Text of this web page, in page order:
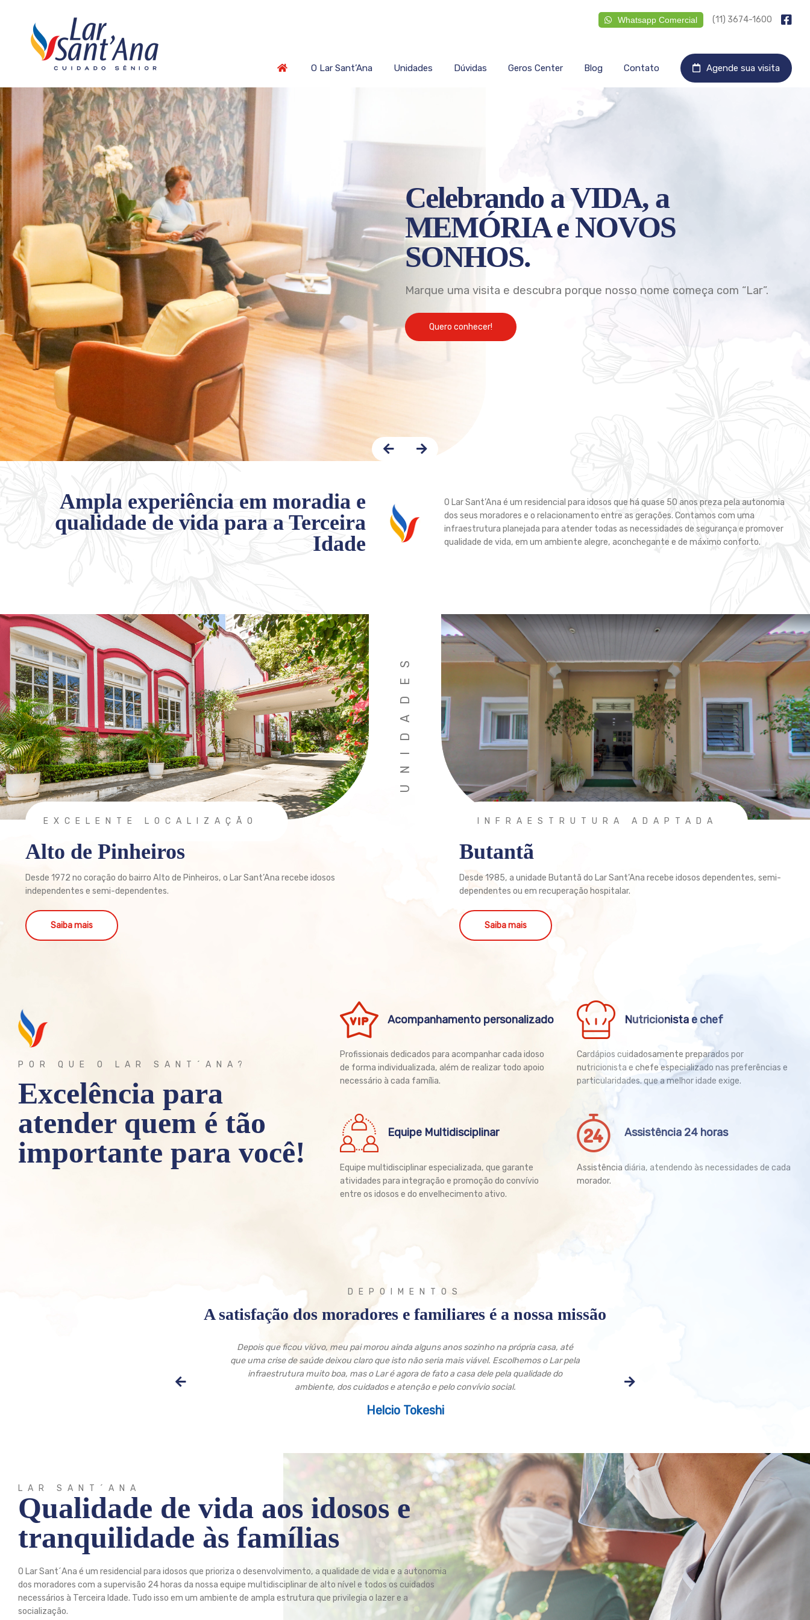
Whatsapp Comercial (11) 3674-1600
O Lar Sant’Ana Unidades Dúvidas Geros Center Blog Contato Agende sua visita
Celebrando a VIDA, a
MEMÓRIA e NOVOS
SONHOS.
Marque uma visita e descubra porque nosso nome começa com “Lar”.
Quero conhecer!
Ampla experiência em moradia e
qualidade de vida para a Terceira
Idade
O Lar Sant’Ana é um residencial para idosos que há quase 50 anos preza pela autonomia
dos seus moradores e o relacionamento entre as gerações. Contamos com uma
infraestrutura planejada para atender todas as necessidades de segurança e promover
qualidade de vida, em um ambiente alegre, aconchegante e de máximo conforto.
EXCELENTE LOCALIZAÇÃO
Alto de Pinheiros
Desde 1972 no coração do bairro Alto de Pinheiros, o Lar Sant’Ana recebe idosos
independentes e semi-dependentes.
Saiba mais
INFRAESTRUTURA ADAPTADA
Butantã
Desde 1985, a unidade Butantã do Lar Sant’Ana recebe idosos dependentes, semi-
dependentes ou em recuperação hospitalar.
Saiba mais
POR QUE O LAR SANT´ANA?
Excelência para
atender quem é tão
importante para você!
Acompanhamento personalizado
Profissionais dedicados para acompanhar cada idoso
de forma individualizada, além de realizar todo apoio
necessário à cada família.
Nutricionista e chef
Cardápios cuidadosamente preparados por
nutricionista e chefe especializado nas preferências e
particularidades. que a melhor idade exige.
Equipe Multidisciplinar
Equipe multidisciplinar especializada, que garante
atividades para integração e promoção do convívio
entre os idosos e do envelhecimento ativo.
Assistência 24 horas
Assistência diária, atendendo às necessidades de cada
morador.
DEPOIMENTOS
A satisfação dos moradores e familiares é a nossa missão
Depois que ficou viúvo, meu pai morou ainda alguns anos sozinho na própria casa, até
que uma crise de saúde deixou claro que isto não seria mais viável. Escolhemos o Lar pela
infraestrutura muito boa, mas o Lar é agora de fato a casa dele pela qualidade do
ambiente, dos cuidados e atenção e pelo convívio social.
Helcio Tokeshi
LAR SANT´ANA
Qualidade de vida aos idosos e
tranquilidade às famílias
O Lar Sant´Ana é um residencial para idosos que prioriza o desenvolvimento, a qualidade de vida e a autonomia
dos moradores com a supervisão 24 horas da nossa equipe multidisciplinar de alto nível e todos os cuidados
necessários à Terceira Idade. Tudo isso em um ambiente de ampla estrutura que privilegia o lazer e a
socialização.